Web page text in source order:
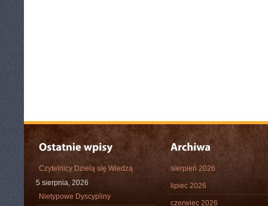
Czytelnicy Dzielą się Wiedzą
5 sierpnia, 2026
Nietypowe Dyscypliny
sierpień 2026
lipiec 2026
czerwiec 2026